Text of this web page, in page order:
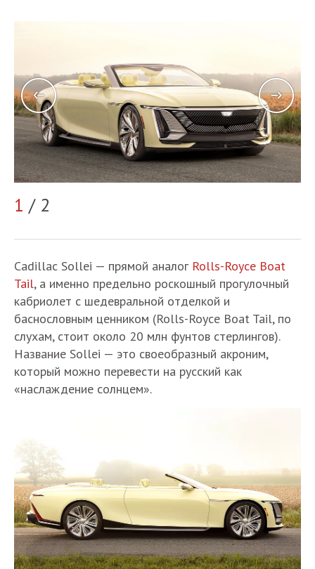
1 / 2
Cadillac Sollei — прямой аналог Rolls-Royce Boat
Tail, а именно предельно роскошный прогулочный
кабриолет с шедевральной отделкой и
баснословным ценником (Rolls-Royce Boat Tail, по
слухам, стоит около 20 млн фунтов стерлингов).
Название Sollei — это своеобразный акроним,
который можно перевести на русский как
«наслаждение солнцем».